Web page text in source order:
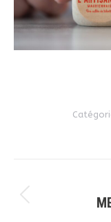
article